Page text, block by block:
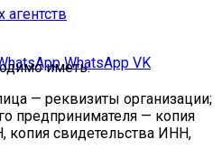
WhatsApp VK
иметь:
— реквизиты организации;
предпринимателя — копия
копия свидетельства ИНН,